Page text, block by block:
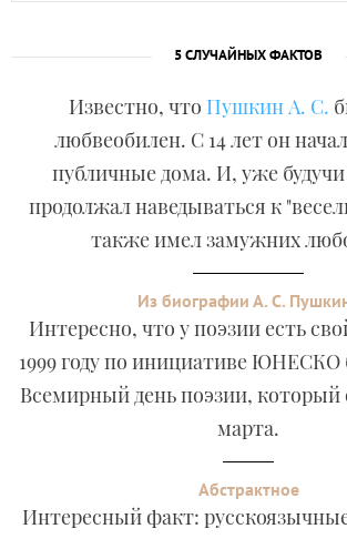
5 СЛУЧАЙНЫХ ФАКТОВ
Известно, что Пушкин А. С.
любвеобилен. С 14 лет он
публичные дома. И, уже
продолжал наведываться к
также имел замужних
Из биографии А. С.
Интересно, что у поэзии есть
1999 году по инициативе
Всемирный день поэзии, который
марта.
Абстрактное
Интересный факт: